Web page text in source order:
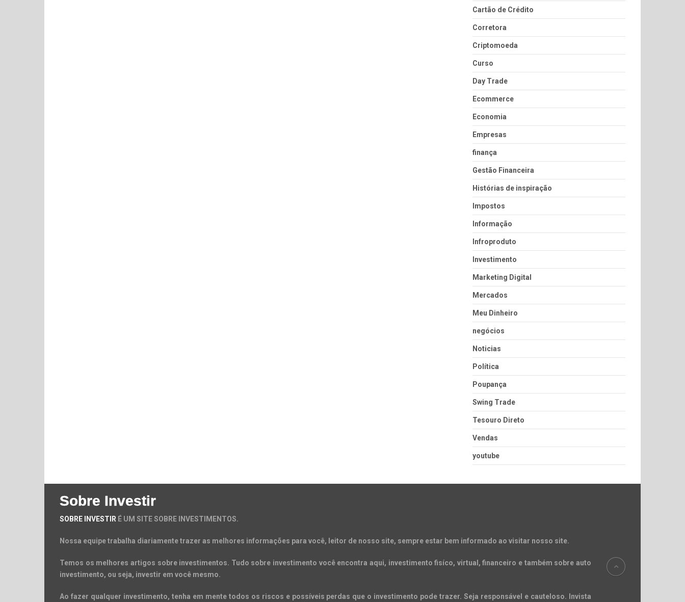
Cartão de Crédito
Corretora
Criptomoeda
Curso
Day Trade
Ecommerce
Economia
Empresas
finança
Gestão Financeira
Histórias de inspiração
Impostos
Informação
Infroproduto
Investimento
Marketing Digital
Mercados
Meu Dinheiro
negócios
Noticias
Política
Poupança
Swing Trade
Tesouro Direto
Vendas
youtube
Sobre Investir
SOBRE INVESTIR É UM SITE SOBRE INVESTIMENTOS.
Nossa equipe trabalha diariamente trazer as melhores informações para você, leitor de nosso site, sempre estar bem informado ao visitar nosso site.
Temos os melhores artigos sobre investimentos. Tudo sobre investimento você encontra aqui, investimento fisíco, virtual, financeiro e também sobre auto
investimento, ou seja, investir em você mesmo.
Ao fazer qualquer investimento, tenha em mente todos os riscos e possíveis perdas que o investimento pode trazer. Seja responsável e cauteloso. Invista